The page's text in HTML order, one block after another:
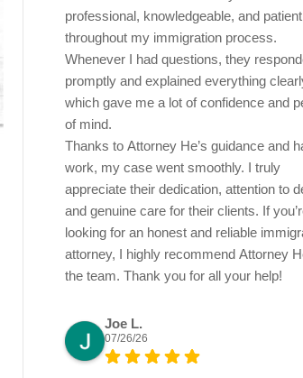
professional, knowledgeable, and patient
throughout my immigration process.
Whenever I had questions, they
promptly and explained everything
which gave me a lot of confidence and
of mind.
Thanks to Attorney He’s guidance and
work, my case went smoothly. I truly
appreciate their dedication, attention to
and genuine care for their clients. If
looking for an honest and reliable
attorney, I highly recommend Attorney
the team. Thank you for all your help!
Joe L.
07/26/26